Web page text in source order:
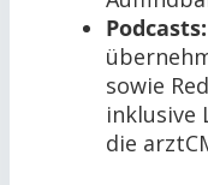
Podcasts:
sowie
inklusive
die